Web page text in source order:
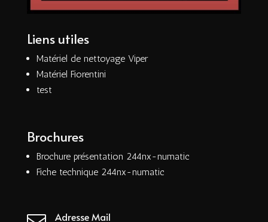
Liens utiles
Matériel de nettoyage Viper
Matériel Fiorentini
test
Brochures
Brochure présentation 244nx-numatic
Fiche technique 244nx-numatic
Adresse Mail